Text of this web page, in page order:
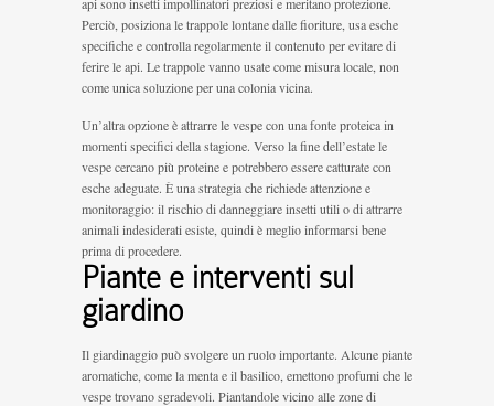
Perciò, posiziona le trappole lontane dalle fioriture, usa esche
specifiche e controlla regolarmente il contenuto per evitare di
ferire le api. Le trappole vanno usate come misura locale, non
come unica soluzione per una colonia vicina.
Un’altra opzione è attrarre le vespe con una fonte proteica in
momenti specifici della stagione. Verso la fine dell’estate le
vespe cercano più proteine e potrebbero essere catturate con
esche adeguate. È una strategia che richiede attenzione e
monitoraggio: il rischio di danneggiare insetti utili o di attrarre
animali indesiderati esiste, quindi è meglio informarsi bene
prima di procedere.
Piante e interventi sul
giardino
Il giardinaggio può svolgere un ruolo importante. Alcune piante
aromatiche, come la menta e il basilico, emettono profumi che le
vespe trovano sgradevoli. Piantandole vicino alle zone di